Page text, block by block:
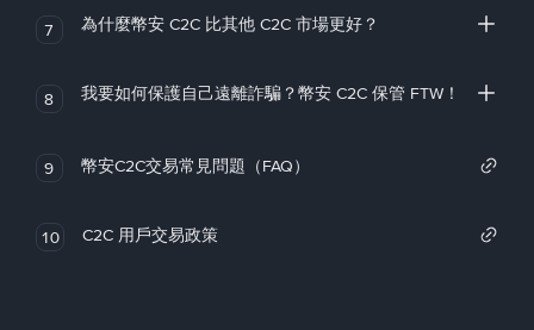
7 為什麼幣安 C2C 比其他 C2C 市場更好？
8 我要如何保護自己遠離詐騙？幣安 C2C 保管 FTW！
9 幣安C2C交易常見問題（FAQ）
10 C2C 用戶交易政策